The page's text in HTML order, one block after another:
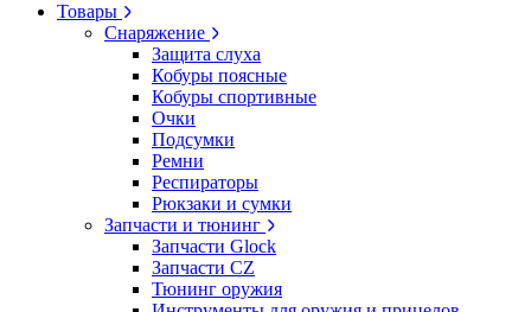
Товары
Снаряжение
Защита слуха
Кобуры поясные
Кобуры спортивные
Очки
Подсумки
Ремни
Респираторы
Рюкзаки и сумки
Запчасти и тюнинг
Запчасти Glock
Запчасти CZ
Тюнинг оружия